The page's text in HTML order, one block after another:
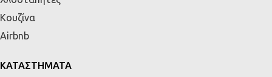
Κουζίνα
Airbnb
ΚΑΤΑΣΤΗΜΑΤΑ